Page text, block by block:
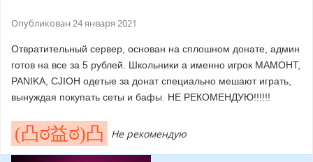
Опубликован 24 января 2021
Отвратительный сервер, основан на сплошном донате, админ
готов на все за 5 рублей. Школьники а именно игрок MAMOHT,
PANIKA, CJIOH одетые за донат специально мешают играть,
вынуждая покупать сеты и бафы. НЕ РЕКОМЕНДУЮ!!!!!!